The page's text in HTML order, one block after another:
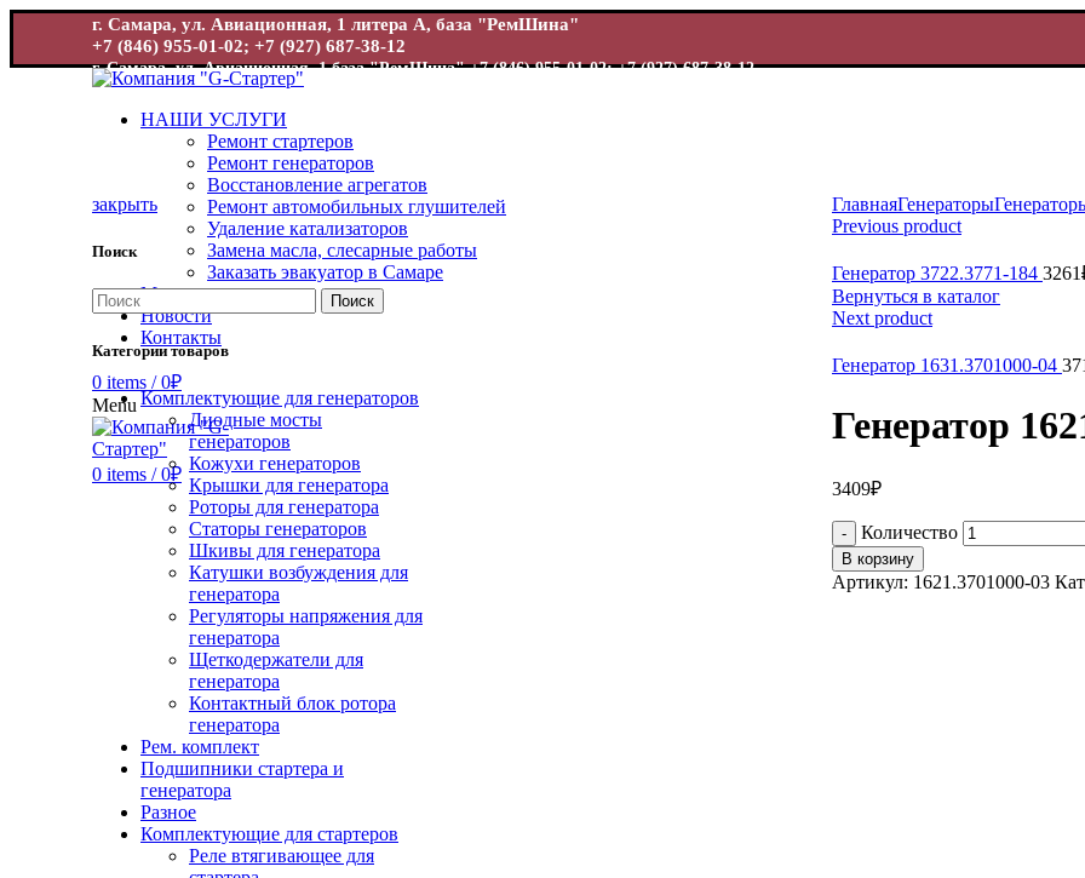
г. Самара, ул. Авиационная, 1 литера А, база "РемШина"
+7 (846) 955-01-02; +7 (927) 687-38-12
г. Самара, ул. Авиационная, 1 база "РемШина" +7 (846) 955-01-02; +7 (927) 687-38-12
НАШИ УСЛУГИ
Ремонт стартеров
Ремонт генераторов
Восстановление агрегатов
Ремонт автомобильных глушителей
Удаление катализаторов
Замена масла, слесарные работы
Заказать эвакуатор в Самаре
Магазин
Новости
Контакты
0 items / 0₽
Menu
0 items / 0₽
Увеличить
ГлавнаяГенераторы
Previous product
Генератор 3722.3771-184 3261
Вернуться в каталог
Next product
Генератор 1631.3701000-04
Генератор
3409₽
Количество
В корзину
Артикул: 1621.3701000-03
закрыть
Поиск
Поиск
Категории товаров
Комплектующие для генераторов
Диодные мосты
генераторов
Кожухи генераторов
Крышки для генератора
Роторы для генератора
Статоры генераторов
Шкивы для генератора
Катушки возбуждения для
генератора
Регуляторы напряжения для
генератора
Щеткодержатели для
генератора
Контактный блок ротора
генератора
Рем. комплект
Подшипники стартера и
генератора
Разное
Комплектующие для стартеров
Реле втягивающее для